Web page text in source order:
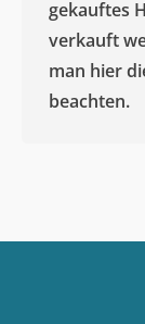
gekauftes
verkauft
man hier
beachten.